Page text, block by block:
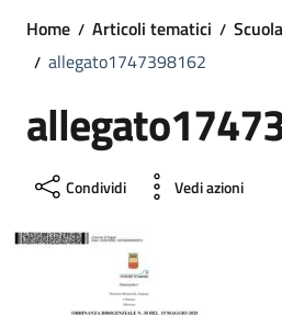
Home Articoli tematici Scuola
allegato1747398162
Condividi Vedi azioni